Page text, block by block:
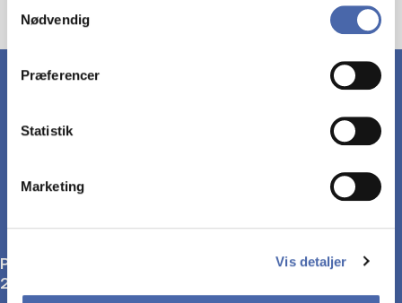
markedsføring. Du bestemmer selv - og kan altid trække
Nødvendig
Præferencer
Statistik
Marketing
Vis detaljer
OUTSIDE ACTIVITIES
Professor II at the Norwegian School of Economics,
2008–present